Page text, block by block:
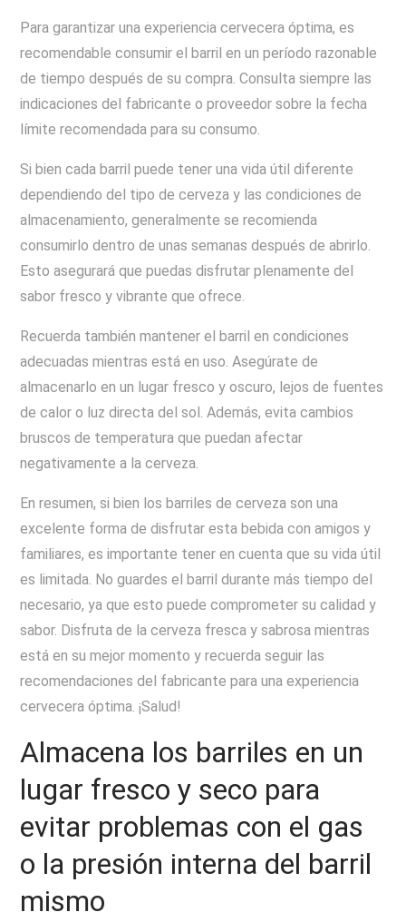
Para garantizar una experiencia cervecera óptima, es
recomendable consumir el barril en un período razonable
de tiempo después de su compra. Consulta siempre las
indicaciones del fabricante o proveedor sobre la fecha
límite recomendada para su consumo.
Si bien cada barril puede tener una vida útil diferente
dependiendo del tipo de cerveza y las condiciones de
almacenamiento, generalmente se recomienda
consumirlo dentro de unas semanas después de abrirlo.
Esto asegurará que puedas disfrutar plenamente del
sabor fresco y vibrante que ofrece.
Recuerda también mantener el barril en condiciones
adecuadas mientras está en uso. Asegúrate de
almacenarlo en un lugar fresco y oscuro, lejos de fuentes
de calor o luz directa del sol. Además, evita cambios
bruscos de temperatura que puedan afectar
negativamente a la cerveza.
En resumen, si bien los barriles de cerveza son una
excelente forma de disfrutar esta bebida con amigos y
familiares, es importante tener en cuenta que su vida útil
es limitada. No guardes el barril durante más tiempo del
necesario, ya que esto puede comprometer su calidad y
sabor. Disfruta de la cerveza fresca y sabrosa mientras
está en su mejor momento y recuerda seguir las
recomendaciones del fabricante para una experiencia
cervecera óptima. ¡Salud!
Almacena los barriles en un
lugar fresco y seco para
evitar problemas con el gas
o la presión interna del barril
mismo